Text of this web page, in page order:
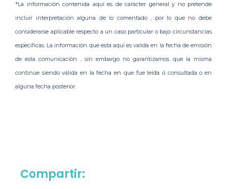
*La información contenida aquí es de carácter general y no pretende
incluir interpretación alguna de lo comentado , por lo que no debe
considerarse aplicable respecto a un caso particular o bajo circunstancias
específicas. La información que esta aquí es valida en la fecha de emisión
de esta comunicación , sin embargo no garantizamos que la misma
continúe siendo válida en la fecha en que fue leída ó consultada o en
alguna fecha posterior.
Compartir: